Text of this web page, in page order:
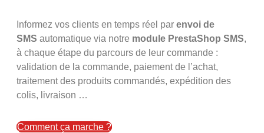
Informez vos clients en temps réel par envoi de
SMS automatique via notre module PrestaShop SMS,
à chaque étape du parcours de leur commande :
validation de la commande, paiement de l’achat,
traitement des produits commandés, expédition des
colis, livraison …
Comment ça marche ?